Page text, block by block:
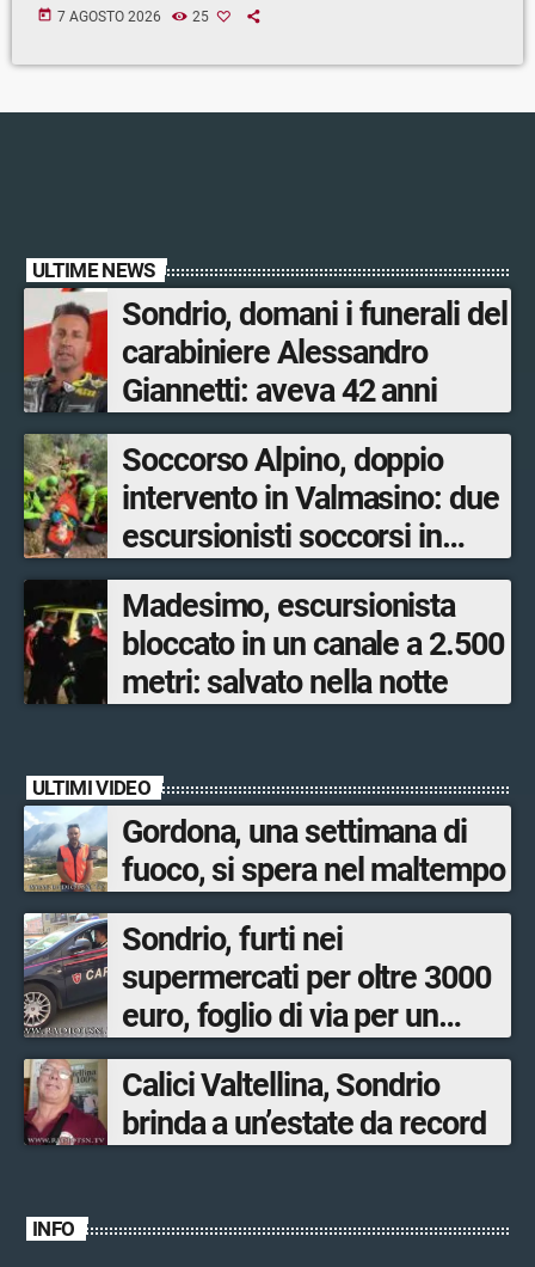
today 7 AGOSTO 2026 25
ULTIME NEWS
Sondrio, domani i funerali del
carabiniere Alessandro
Giannetti: aveva 42 anni
Soccorso Alpino, doppio
intervento in Valmasino: due
escursionisti soccorsi in
poche ore
Madesimo, escursionista
bloccato in un canale a 2.500
metri: salvato nella notte
ULTIMI VIDEO
Gordona, una settimana di
fuoco, si spera nel maltempo
Sondrio, furti nei
supermercati per oltre 3000
euro, foglio di via per un
ventinovenne
Calici Valtellina, Sondrio
brinda a un’estate da record
INFO